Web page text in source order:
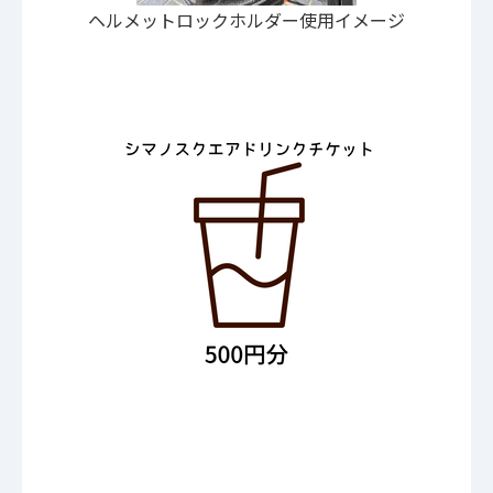
ヘルメットロックホルダー使用イメージ